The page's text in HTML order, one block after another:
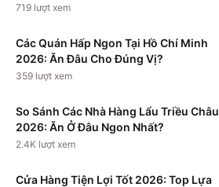
719 lượt xem
Các Quán Hấp Ngon Tại Hồ Chí Minh
2026: Ăn Đâu Cho Đúng Vị?
359 lượt xem
So Sánh Các Nhà Hàng Lẩu Triều Châu
2026: Ăn Ở Đâu Ngon Nhất?
2.4K lượt xem
Cửa Hàng Tiện Lợi Tốt 2026: Top Lựa